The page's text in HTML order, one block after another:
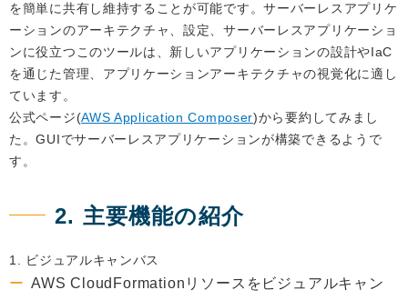
を簡単に共有し維持することが可能です。サーバーレスアプリケ
ーションのアーキテクチャ、設定、サーバーレスアプリケーショ
ンに役立つこのツールは、新しいアプリケーションの設計やIaC
を通じた管理、アプリケーションアーキテクチャの視覚化に適し
ています。
公式ページ(AWS Application Composer)から要約してみまし
た。GUIでサーバーレスアプリケーションが構築できるようで
す。
2. 主要機能の紹介
1. ビジュアルキャンバス
AWS CloudFormationリソースをビジュアルキャン